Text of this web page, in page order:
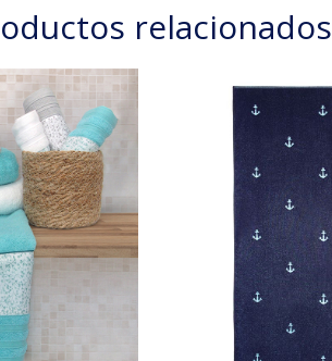
relacionados